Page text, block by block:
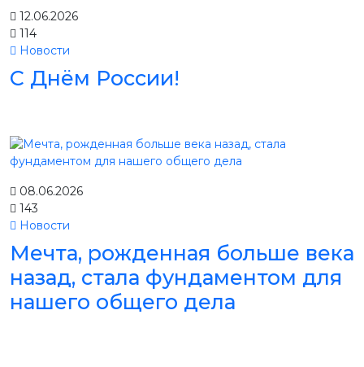
12.06.2026
114
Новости
С Днём России!
08.06.2026
143
Новости
Мечта, рожденная больше века
назад, стала фундаментом для
нашего общего дела